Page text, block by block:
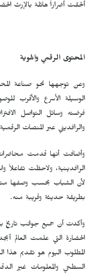
ألحقت أضراراً هائلة بالإرث
المحتوى الرقمي والهوية
وعن توجهها نحو صناعة
الوسيلة الأسرع والأقرب
فرضته وسائل التواصل
والرافديني عبر المنصات
وأضافت أنها قدمت محاضرات
الرافدينية، ولاحظت تفاعلاً
لأن الشباب بحسب وصفها
بطريقة حديثة وقريبة منه.
وأكدت أن جميع جوانب تاريخ
الحضارة التي علمت العالم
المطلوب اليوم هو تقديم هذا
السطحي والمعلومات غير